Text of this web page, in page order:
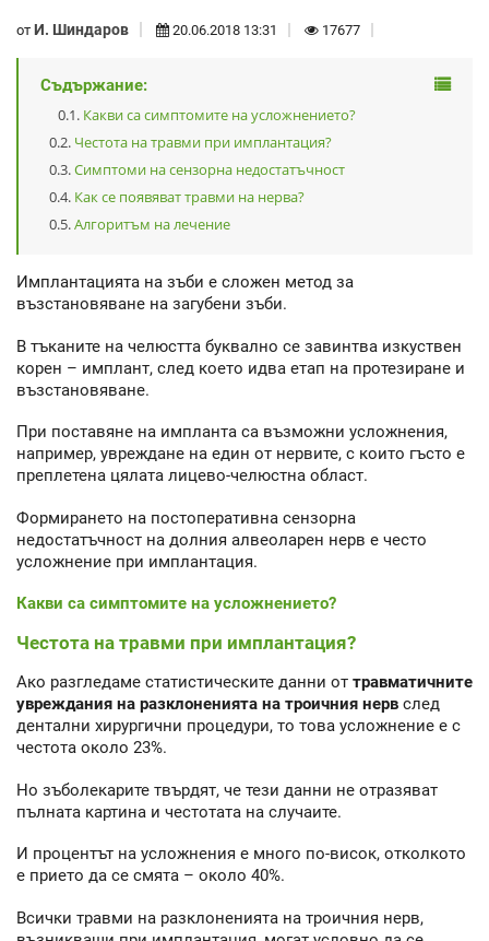
от И. Шиндаров 20.06.2018 13:31 17677
Съдържание:
Какви са симптомите на усложнението?
Честота на травми при имплантация?
Симптоми на сензорна недостатъчност
Как се появяват травми на нерва?
Алгоритъм на лечение
Имплантацията на зъби е сложен метод за
възстановяване на загубени зъби.
В тъканите на челюстта буквално се завинтва изкуствен
корен – имплант, след което идва етап на протезиране и
възстановяване.
При поставяне на импланта са възможни усложнения,
например, увреждане на един от нервите, с които гъсто е
преплетена цялата лицево-челюстна област.
Формирането на постоперативна сензорна
недостатъчност на долния алвеоларен нерв е често
усложнение при имплантация.
Какви са симптомите на усложнението?
Честота на травми при имплантация?
Ако разгледаме статистическите данни от травматичните
увреждания на разклоненията на троичния нерв след
дентални хирургични процедури, то това усложнение е с
честота около 23%.
Но зъболекарите твърдят, че тези данни не отразяват
пълната картина и честотата на случаите.
И процентът на усложнения е много по-висок, отколкото
е прието да се смята – около 40%.
Всички травми на разклоненията на троичния нерв,